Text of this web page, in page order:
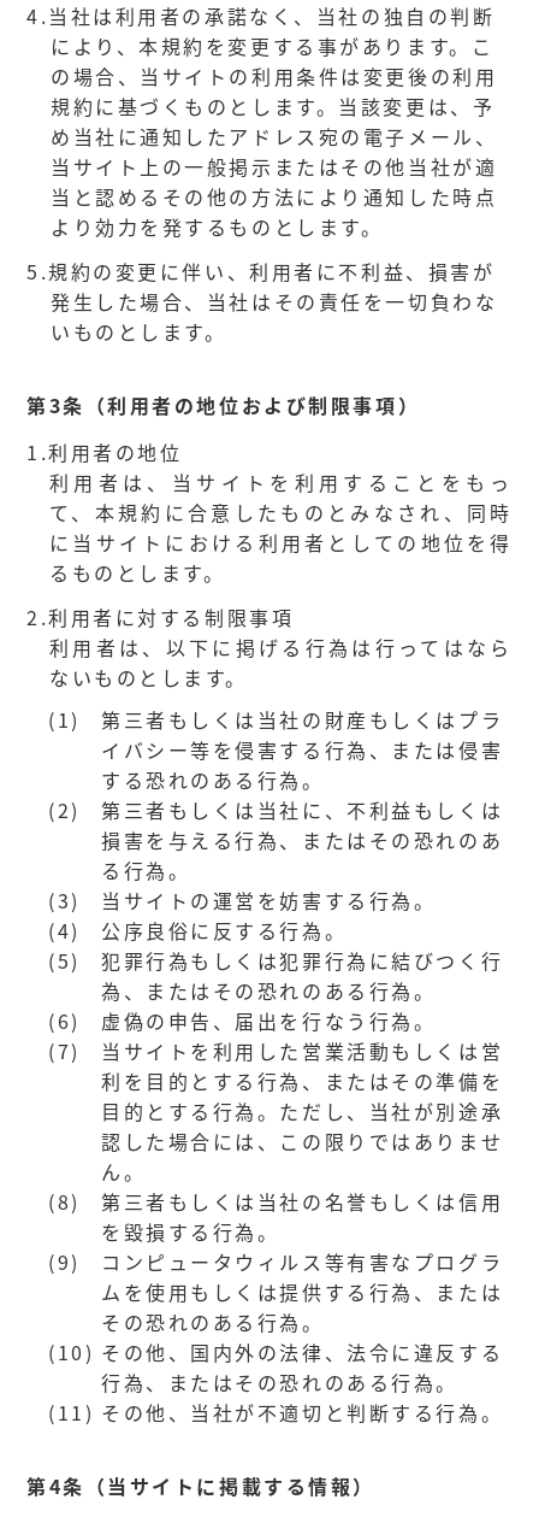
4.当社は利用者の承諾なく、当社の独自の判断
により、本規約を変更する事があります。こ
の場合、当サイトの利用条件は変更後の利用
規約に基づくものとします。当該変更は、予
め当社に通知したアドレス宛の電子メール、
当サイト上の一般掲示またはその他当社が適
当と認めるその他の方法により通知した時点
より効力を発するものとします。
5.規約の変更に伴い、利用者に不利益、損害が
発生した場合、当社はその責任を一切負わな
いものとします。
第3条（利用者の地位および制限事項）
1.利用者の地位
利用者は、当サイトを利用することをもっ
て、本規約に合意したものとみなされ、同時
に当サイトにおける利用者としての地位を得
るものとします。
2.利用者に対する制限事項
利用者は、以下に掲げる行為は行ってはなら
ないものとします。
(1)
第三者もしくは当社の財産もしくはプラ
イバシー等を侵害する行為、または侵害
する恐れのある行為。
(2)
第三者もしくは当社に、不利益もしくは
損害を与える行為、またはその恐れのあ
る行為。
(3)
当サイトの運営を妨害する行為。
(4)
公序良俗に反する行為。
(5)
犯罪行為もしくは犯罪行為に結びつく行
為、またはその恐れのある行為。
(6)
虚偽の申告、届出を行なう行為。
(7)
当サイトを利用した営業活動もしくは営
利を目的とする行為、またはその準備を
目的とする行為。ただし、当社が別途承
認した場合には、この限りではありませ
ん。
(8)
第三者もしくは当社の名誉もしくは信用
を毀損する行為。
(9)
コンピュータウィルス等有害なプログラ
ムを使用もしくは提供する行為、または
その恐れのある行為。
(10) その他、国内外の法律、法令に違反する
行為、またはその恐れのある行為。
(11) その他、当社が不適切と判断する行為。
第4条（当サイトに掲載する情報）